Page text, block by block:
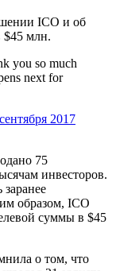
ICO и об
$45 млн.
you so much
next for
2017
75
инвесторов.
образом, ICO
суммы в $45
о том, что